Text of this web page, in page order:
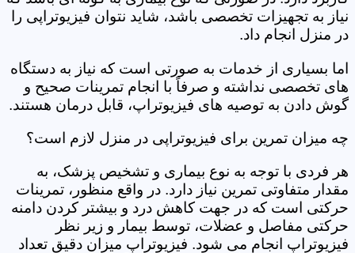
نیاز به تجهیزات تخصصی باشد، شاید نتوان فیزیوتراپی را
در منزل انجام داد.
اما بسیاری از خدمات به صورتی است که نیاز به دستگاه
های تخصصی نداشته و صرفاً با انجام تمرینات صحیح و
گوش دادن به توصیه های فیزیوتراپ، قابل درمان هستند.
چه میزان تمرین برای فیزیوتراپی در منزل لازم است؟
هر فردی با توجه به نوع بیماری و تشخیص پزشک، به
مقدار متفاوتی تمرین نیاز دارد. در واقع منظور، تمرینات
حرکتی است که در جهت کاهش درد و بیشتر کردن دامنه
حرکتی مفاصل و عضلات، توسط بیمار و زیر نظر
فیزیوتراپ انجام می شود. فیزیوتراپ میزان دقیق تعداد